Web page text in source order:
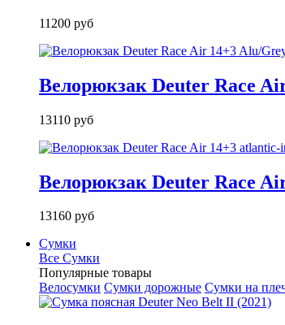
11200 руб
Велорюкзак Deuter Race
13110 руб
Велорюкзак Deuter Race
13160 руб
Сумки
Все Сумки
Популярные товары
Велосумки Сумки дорожные Сумки на